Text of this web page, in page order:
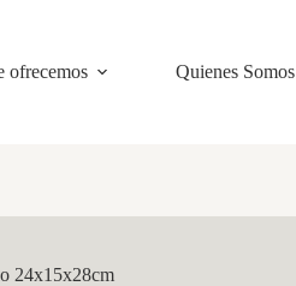
ofrecemos Quienes Somos
24x15x28cm